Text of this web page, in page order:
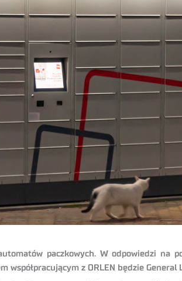
paczkowych. W odpowiedzi
z ORLEN będzie General